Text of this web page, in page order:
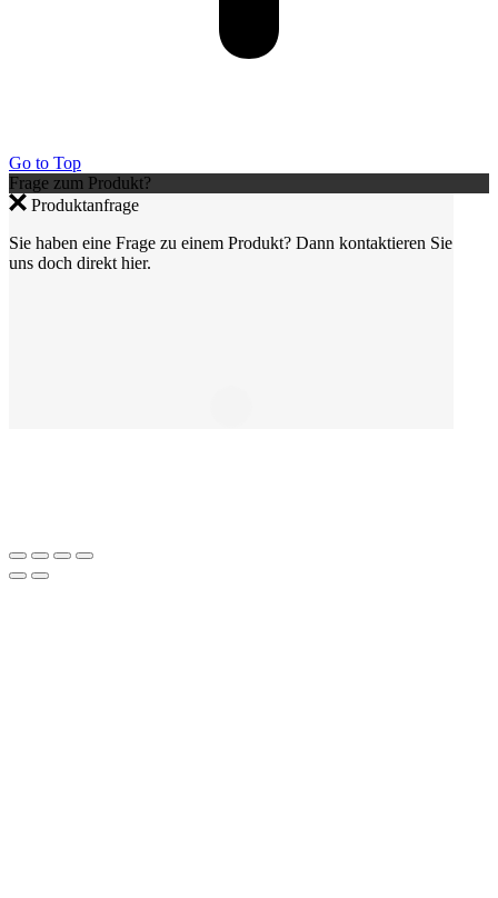
Go to Top
Frage zum Produkt?
Produktanfrage
Sie haben eine Frage zu einem Produkt? Dann kontaktieren Sie
uns doch direkt hier.